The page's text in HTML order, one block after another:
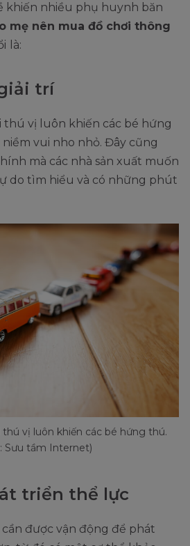
khiến nhiều phụ huynh băn
mẹ nên mua đồ chơi thông
là:
trí
thú vị luôn khiến các bé hứng
vui nho nhỏ. Đây cũng
mà các nhà sản xuất muốn
do tìm hiểu và có những phút
vị luôn khiến các bé hứng thú.
Sưu tầm Internet)
triển thể lực
cần được vận động để phát